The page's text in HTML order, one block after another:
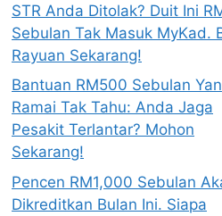
STR Anda Ditolak? Duit Ini
Sebulan Tak Masuk MyKad.
Rayuan Sekarang!
Bantuan RM500 Sebulan
Ramai Tak Tahu: Anda Jaga
Pesakit Terlantar? Mohon
Sekarang!
Pencen RM1,000 Sebulan
Dikreditkan Bulan Ini. Siapa